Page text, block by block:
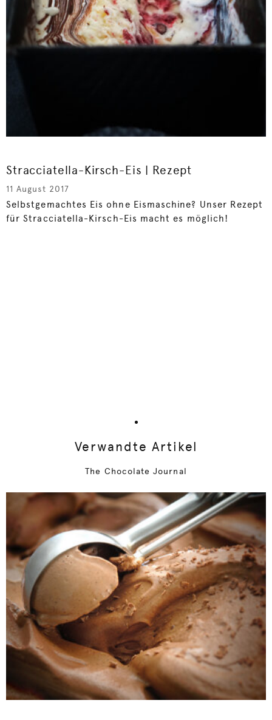
Stracciatella-Kirsch-Eis | Rezept
11 August 2017
Selbstgemachtes Eis ohne Eismaschine? Unser Rezept
für Stracciatella-Kirsch-Eis macht es möglich!
Verwandte Artikel
The Chocolate Journal